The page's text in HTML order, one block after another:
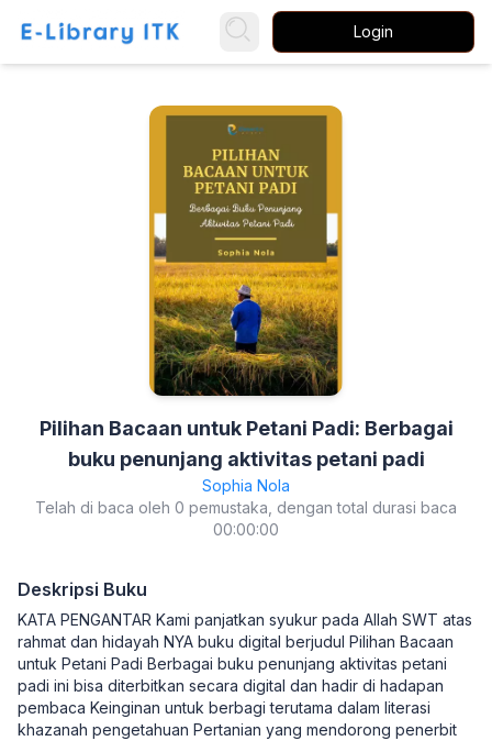
Login
Pilihan Bacaan untuk Petani Padi: Berbagai
buku penunjang aktivitas petani padi
Sophia Nola
Telah di baca oleh 0 pemustaka, dengan total durasi baca
00:00:00
Deskripsi Buku
KATA PENGANTAR Kami panjatkan syukur pada Allah SWT atas
rahmat dan hidayah NYA buku digital berjudul Pilihan Bacaan
untuk Petani Padi Berbagai buku penunjang aktivitas petani
padi ini bisa diterbitkan secara digital dan hadir di hadapan
pembaca Keinginan untuk berbagi terutama dalam literasi
khazanah pengetahuan Pertanian yang mendorong penerbit